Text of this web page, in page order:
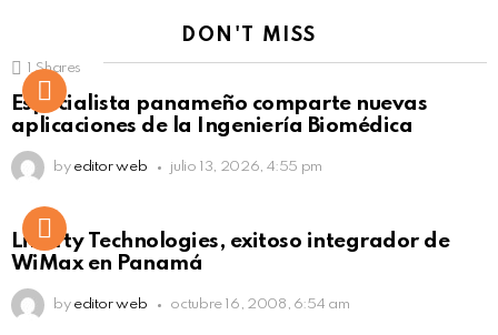
DON'T MISS
Click to view this post
Shares
Especialista panameño comparte nuevas
aplicaciones de la Ingeniería Biomédica
by editor web julio 13, 2026, 4:55 pm
Liberty Technologies, exitoso integrador de
WiMax en Panamá
by editor web octubre 16, 2008, 6:54 am